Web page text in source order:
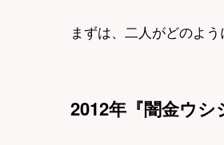
まずは、二人がどのよ
2012年『闇金ウ